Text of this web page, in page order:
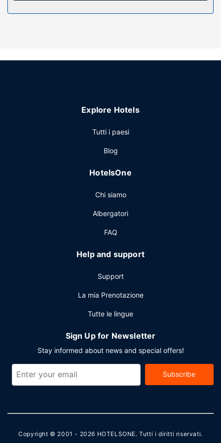
Altre attrattive
Explore Hotels
Tutti i paesi
Blog
HotelsOne
Chi siamo
Albergatori
FAQ
Help and support
Support
La mia Prenotazione
Tutte le lingue
Sign Up for Newsletter
Stay informed about news and special offers!
Subscribe
Copyright © 2001 - 2026 HOTELSONE. Tutti i diritti riservati.